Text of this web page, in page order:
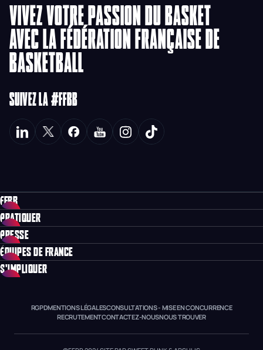
VIVEZ VOTRE PASSION DU BASKET
AVEC LA FÉDÉRATION FRANÇAISE DE
BASKETBALL
SUIVEZ LA #FFBB
FFBB
PRATIQUER
PRESSE
ÉQUIPES DE FRANCE
S'IMPLIQUER
RGPDMENTIONS LÉGALESCONSULTATIONS - MISE EN CONCURRENCE
RECRUTEMENTCONTACTEZ-NOUSNOUS TROUVER